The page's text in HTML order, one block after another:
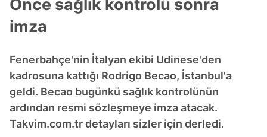
Önce sağlık kontrolü sonra
imza
Fenerbahçe'nin İtalyan ekibi Udinese'den
kadrosuna kattığı Rodrigo Becao, İstanbul'a
geldi. Becao bugünkü sağlık kontrolünün
ardından resmi sözleşmeye imza atacak.
Takvim.com.tr detayları sizler için derledi.